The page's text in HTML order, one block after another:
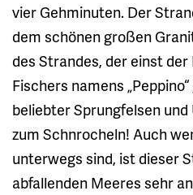
vier Gehminuten. Der
dem schönen großen
des Strandes, der einst
Fischers namens
beliebter Sprungfelsen
zum Schnrocheln! Auch
unterwegs sind, ist dieser
abfallenden Meeres sehr